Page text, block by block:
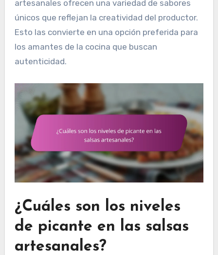
artesanales ofrecen una variedad de sabores
únicos que reflejan la creatividad del productor.
Esto las convierte en una opción preferida para
los amantes de la cocina que buscan
autenticidad.
¿Cuáles son los niveles
de picante en las salsas
artesanales?